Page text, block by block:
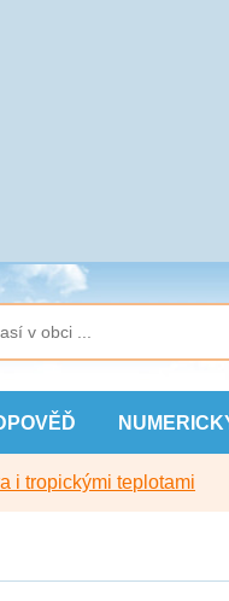
i tropickými teplotami